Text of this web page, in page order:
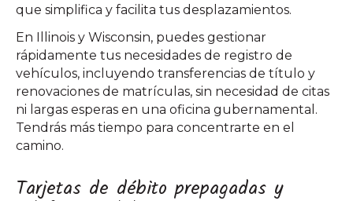
que simplifica y facilita tus desplazamientos.
En Illinois y Wisconsin, puedes gestionar
rápidamente tus necesidades de registro de
vehículos, incluyendo transferencias de título y
renovaciones de matrículas, sin necesidad de citas
ni largas esperas en una oficina gubernamental.
Tendrás más tiempo para concentrarte en el
camino.
Tarjetas de débito prepagadas y